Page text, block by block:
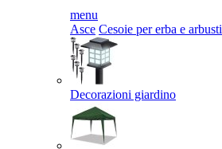
menu
Asce Cesoie per erba e arbusti
Decorazioni giardino